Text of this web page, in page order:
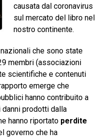
causata dal coronavirus
sul mercato del libro nel
nostro continente.
che sono state
membri (associazioni
scientifiche e contenuti
emerge che
hanno contribuito a
prodotti dalla
hanno riportato perdite
governo che ha